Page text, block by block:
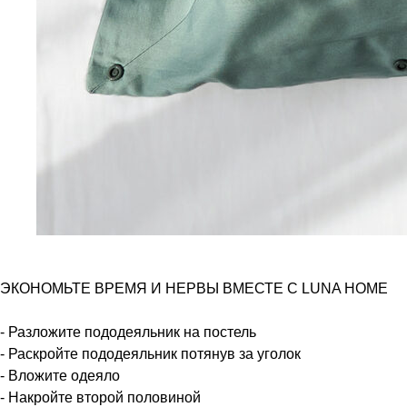
ЭКОНОМЬТЕ ВРЕМЯ И НЕРВЫ ВМЕСТЕ С LUNA HOME
- Разложите пододеяльник на постель
- Раскройте пододеяльник потянув за уголок
- Вложите одеяло
- Накройте второй половиной